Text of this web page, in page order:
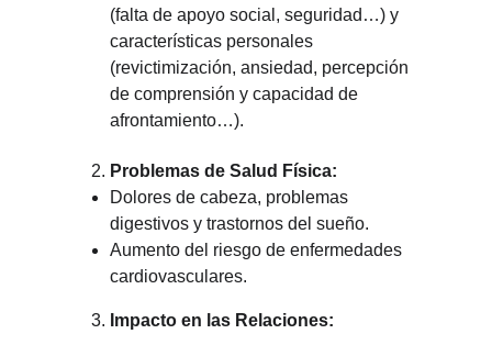
(falta de apoyo social, seguridad…) y
características personales
(revictimización, ansiedad, percepción
de comprensión y capacidad de
afrontamiento…).
Problemas de Salud Física:
Dolores de cabeza, problemas
digestivos y trastornos del sueño.
Aumento del riesgo de enfermedades
cardiovasculares.
Impacto en las Relaciones: